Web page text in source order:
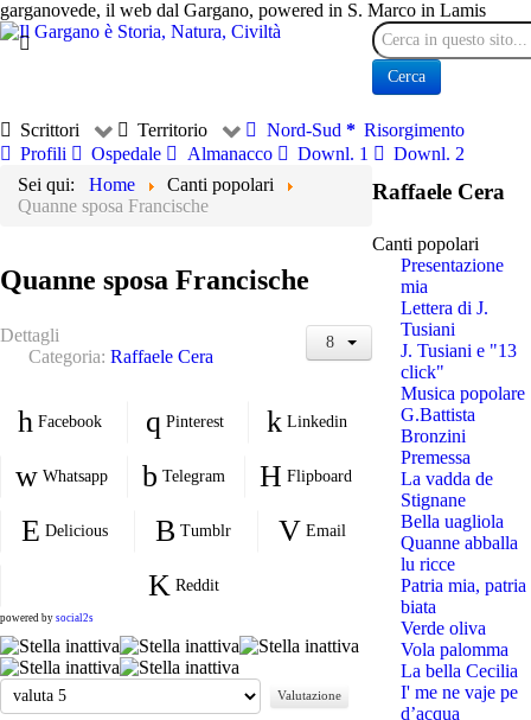
garganovede, il web dal Gargano, powered in S. Marco in Lamis
Cerca
Cerca
Scrittori Territorio Nord-Sud
Risorgimento
Profili
Ospedale Almanacco Downl. 1
Downl. 2
Sei qui:
Home
Canti popolari
Quanne sposa Francische
Quanne sposa Francische
Dettagli
Categoria: Raffaele Cera
Facebook Pinterest Linkedin
Whatsapp Telegram Flipboard
Delicious Tumblr Email
Reddit
powered by social2s
Valuta
Raffaele Cera
Canti popolari
Presentazione
mia
Lettera di J.
Tusiani
J. Tusiani e "13
click"
Musica popolare
G.Battista
Bronzini
Premessa
La vadda de
Stignane
Bella uagliola
Quanne abballa
lu ricce
Patria mia, patria
biata
Verde oliva
Vola palomma
La bella Cecilia
I' me ne vaje pe
d’acqua